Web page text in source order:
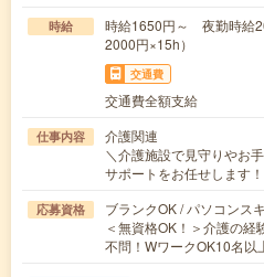
時給
時給1650円～ 夜勤時給
2000円×15h）
交通費
交通費全額支給
仕事内容
介護関連
＼介護施設で見守りやお
サポートをお任せします
応募資格
ブランクOK / パソコンス
＜無資格OK！＞介護の
不問！WワークOK10名